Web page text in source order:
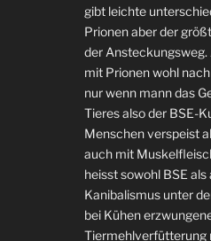
gibt leichte
Prionen aber der
der
mit Prionen wohl
nur wenn mann das
Tieres also der BSE-
Menschen verspeist
auch mit
heisst sowohl BSE
Kanibalismus unter
bei Kühen
Tiermehlverfütterung